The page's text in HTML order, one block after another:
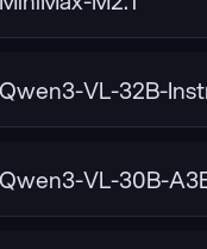
Qwen3-VL-32B-
Qwen3-VL-30B-